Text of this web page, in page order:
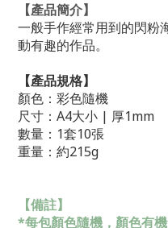
【產品簡介】
一般手作經常用到的閃粉
動有趣的作品。
【產品規格】
顏色： 彩色隨機
尺寸：A4大小 | 厚1mm
數量：1套10張
重量：約215g
【備註】
*每包顏色隨機，顏色有機